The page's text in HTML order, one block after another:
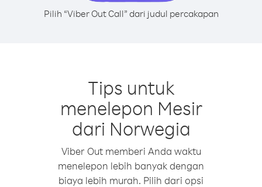
Pilih “Viber Out Call” dari judul percakapan
Tips untuk
menelepon Mesir
dari Norwegia
Viber Out memberi Anda waktu
menelepon lebih banyak dengan
biaya lebih murah. Pilih dari opsi